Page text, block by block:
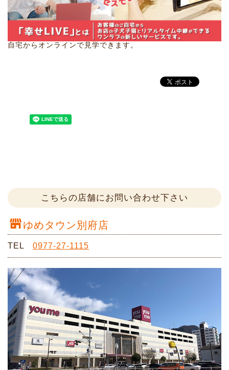
自宅からオンラインで見学できます。
こちらの店舗にお問い合わせ下さい
ゆめタウン別府店
TEL 0977-27-1115